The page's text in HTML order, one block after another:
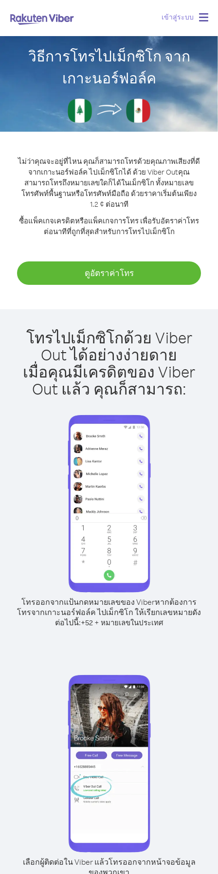
เข้าสู่ระบบ
วิธีการโทรไปเม็กซิโก จาก
เกาะนอร์ฟอล์ค
ไม่ว่าคุณจะอยู่ที่ไหน คุณก็สามารถโทรด้วยคุณภาพเสียงที่ดี
จากเกาะนอร์ฟอล์ค ไปเม็กซิโกได้ ด้วย Viber Outคุณ
สามารถโทรถึงหมายเลขใดก็ได้ในเม็กซิโก ทั้งหมายเลข
โทรศัพท์พื้นฐานหรือโทรศัพท์มือถือ ด้วยราคาเริ่มต้นเพียง
1.2 ¢ ต่อนาที
ซื้อแพ็คเกจเครดิตหรือแพ็คเกจการโทร เพื่อรับอัตราค่าโทร
ต่อนาทีที่ถูกที่สุดสำหรับการโทรไปเม็กซิโก
ดูอัตราค่าโทร
โทรไปเม็กซิโกด้วย Viber
Out ได้อย่างง่ายดาย
เมื่อคุณมีเครดิตของ Viber
Out แล้ว คุณก็สามารถ:
โทรออกจากแป้นกดหมายเลขของ Viberหากต้องการ
โทรจากเกาะนอร์ฟอล์ค ไปเม็กซิโก ให้เรียกเลขหมายดัง
ต่อไปนี้:+52+ หมายเลขในประเทศ
เลือกผู้ติดต่อใน Viber แล้วโทรออกจากหน้าจอข้อมูล
ของพวกเขา